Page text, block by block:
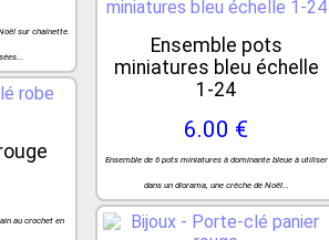
sur chaînette.
au crochet en
Ensemble pots
miniatures bleu échelle
1-24
6.00 €
Ensemble de 6 pots miniatures à dominante bleue à utiliser
dans un diorama, une crèche de Noël...